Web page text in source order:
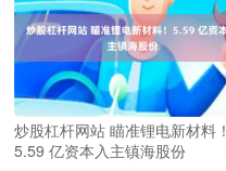
炒股杠杆网站 瞄准锂电新材料！
5.59 亿资本入主镇海股份